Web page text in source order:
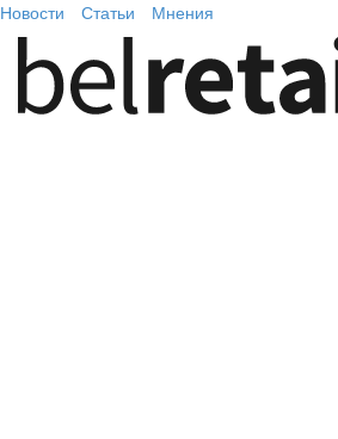
Новости Статьи Мнения